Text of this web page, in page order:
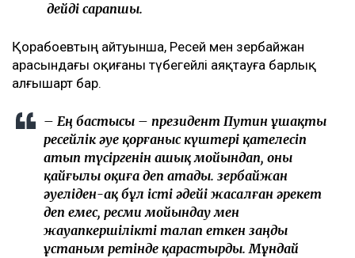
дейді сарапшы.
Қорабоевтың айтуынша, Ресей мен Әзербайжан
арасындағы оқиғаны түбегейлі аяқтауға барлық
алғышарт бар.
– Ең бастысы – президент Путин ұшақты
ресейлік әуе қорғаныс күштері қателесіп
атып түсіргенін ашық мойындап, оны
қайғылы оқиға деп атады. Әзербайжан
әуеліден-ақ бұл істі әдейі жасалған әрекет
деп емес, ресми мойындау мен
жауапкершілікті талап еткен заңды
ұстаным ретінде қарастырды. Мұндай